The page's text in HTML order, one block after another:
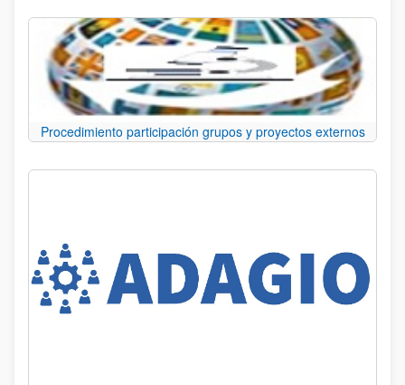
Procedimiento participación grupos y proyectos externos